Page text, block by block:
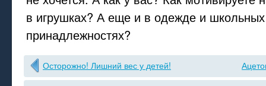
в игрушках? А еще и в одежде и школьных
принадлежностях?
Осторожно! Лишний вес у детей!